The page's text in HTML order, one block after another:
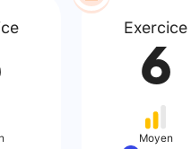
Exercice
6
Moyen